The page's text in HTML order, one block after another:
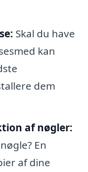
Skal du have
kan
dem
af nøgler:
En
af dine